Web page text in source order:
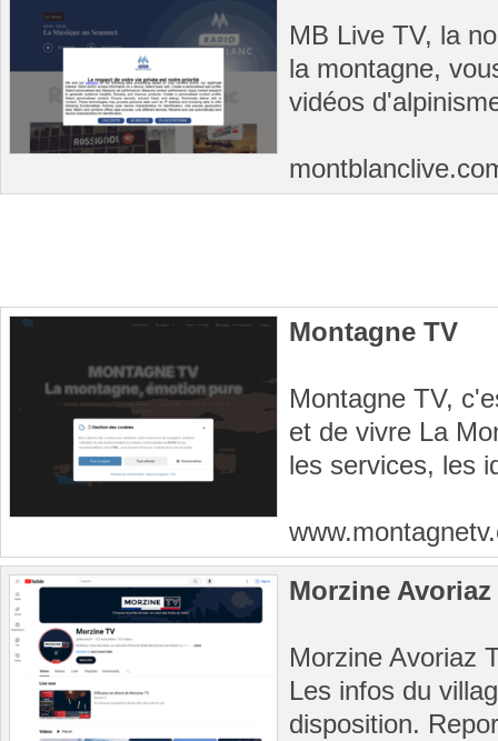
MB Live TV, la
la montagne,
vidéos
Montagne TV
Montagne TV,
et de vivre La
les services, les
Morzine Avoriaz
Morzine Avoriaz
Les infos du
disposition.